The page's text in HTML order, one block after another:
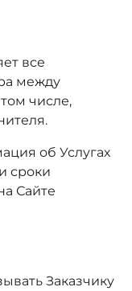
все
между
числе,
об Услугах
сроки
Сайте
Заказчику